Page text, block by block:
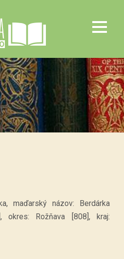
maďarský názov: Berdárka
okres: Rožňava [808], kraj: